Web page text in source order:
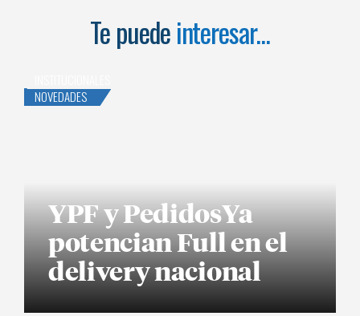
Te puedeinteresar...
NOVEDADES
YPF y PedidosYa
potencian Full en el
delivery nacional